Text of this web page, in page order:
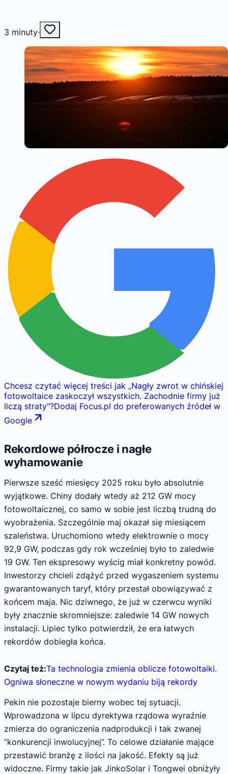
3 minuty·
Chcesz czytać więcej treści jak „Nagły zwrot w chińskiej
fotowoltaice zaskoczył wszystkich. Zachodnie firmy już
liczą straty"?Dodaj Focus.pl do preferowanych źródeł w
Google
Rekordowe półrocze i nagłe
wyhamowanie
Pierwsze sześć miesięcy 2025 roku było absolutnie
wyjątkowe. Chiny dodały wtedy aż 212 GW mocy
fotowoltaicznej, co samo w sobie jest liczbą trudną do
wyobrażenia. Szczególnie maj okazał się miesiącem
szaleństwa. Uruchomiono wtedy elektrownie o mocy
92,9 GW, podczas gdy rok wcześniej było to zaledwie
19 GW. Ten ekspresowy wyścig miał konkretny powód.
Inwestorzy chcieli zdążyć przed wygaszeniem systemu
gwarantowanych taryf, który przestał obowiązywać z
końcem maja. Nic dziwnego, że już w czerwcu wyniki
były znacznie skromniejsze: zaledwie 14 GW nowych
instalacji. Lipiec tylko potwierdził, że era łatwych
rekordów dobiegła końca.
Czytaj też:Ta technologia zmienia oblicze fotowoltaiki.
Ogniwa słoneczne w nowym wydaniu biją rekordy
Pekin nie pozostaje bierny wobec tej sytuacji.
Wprowadzona w lipcu dyrektywa rządowa wyraźnie
zmierza do ograniczenia nadprodukcji i tak zwanej
“konkurencji inwolucyjnej”. To celowe działanie mające
przestawić branżę z ilości na jakość. Efekty są już
widoczne. Firmy takie jak JinkoSolar i Tongwei obniżyły